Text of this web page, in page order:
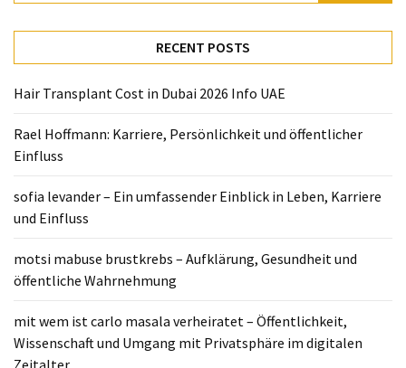
RECENT POSTS
Hair Transplant Cost in Dubai 2026 Info UAE
Rael Hoffmann: Karriere, Persönlichkeit und öffentlicher
Einfluss
sofia levander – Ein umfassender Einblick in Leben, Karriere
und Einfluss
motsi mabuse brustkrebs – Aufklärung, Gesundheit und
öffentliche Wahrnehmung
mit wem ist carlo masala verheiratet – Öffentlichkeit,
Wissenschaft und Umgang mit Privatsphäre im digitalen